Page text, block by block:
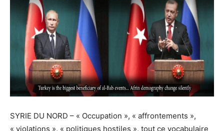
SYRIE DU NORD – « Occupation », « affrontements »,
« violations », « politiques hostiles », tout ce vocabulaire